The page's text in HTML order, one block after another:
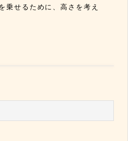
せるために、高さを考え